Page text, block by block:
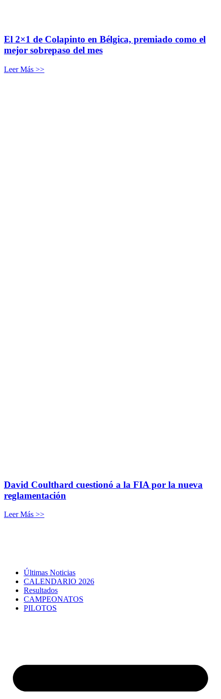
El 2×1 de Colapinto en Bélgica, premiado como el
mejor sobrepaso del mes
Leer Más >>
David Coulthard cuestionó a la FIA por la nueva
reglamentación
Leer Más >>
Últimas Noticias
CALENDARIO 2026
Resultados
CAMPEONATOS
PILOTOS